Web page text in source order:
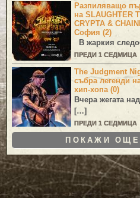
Разпиляващо
на SLAUGHTER
CRYPTA &
София (2)
В жаркия
ПРЕДИ 1 СЕДМИЦА
The Judgment
събра легенди
хип-хопа (0)
Вчера жегата
[…]
ПРЕДИ 1 СЕДМИЦА
ПОКАЖИ ОЩЕ